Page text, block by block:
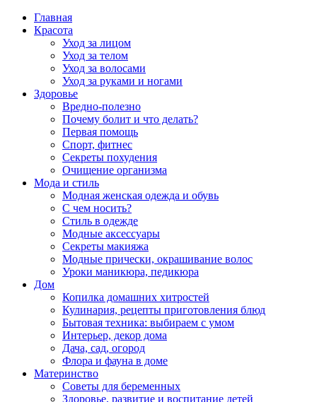
Главная
Красота
Уход за лицом
Уход за телом
Уход за волосами
Уход за руками и ногами
Здоровье
Вредно-полезно
Почему болит и что делать?
Первая помощь
Спорт, фитнес
Секреты похудения
Очищение организма
Мода и стиль
Модная женская одежда и обувь
С чем носить?
Стиль в одежде
Модные аксессуары
Секреты макияжа
Модные прически, окрашивание волос
Уроки маникюра, педикюра
Дом
Копилка домашних хитростей
Кулинария, рецепты приготовления блюд
Бытовая техника: выбираем с умом
Интерьер, декор дома
Дача, сад, огород
Флора и фауна в доме
Материнство
Советы для беременных
Здоровье, развитие и воспитание детей